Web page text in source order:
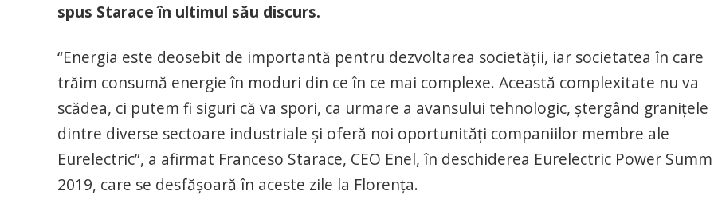
spus Starace în ultimul său discurs.
“Energia este deosebit de importantă pentru dezvoltarea societății, iar societatea în care
trăim consumă energie în moduri din ce în ce mai complexe. Această complexitate nu va
scădea, ci putem fi siguri că va spori, ca urmare a avansului tehnologic, ștergând granițele
dintre diverse sectoare industriale și oferă noi oportunități companiilor membre ale
Eurelectric”, a afirmat Franceso Starace, CEO Enel, în deschiderea Eurelectric Power
2019, care se desfășoară în aceste zile la Florența.